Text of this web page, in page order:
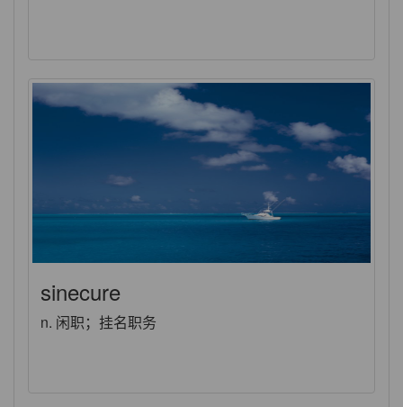
sinecure
n. 闲职；挂名职务